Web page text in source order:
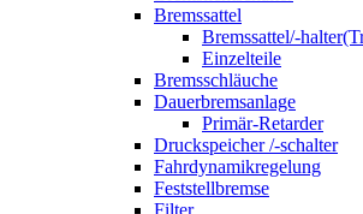
Bremssattel
Bremssattel/-
Einzelteile
Bremsschläuche
Dauerbremsanlage
Primär-Retarder
Druckspeicher /-schalter
Fahrdynamikregelung
Feststellbremse
Filter